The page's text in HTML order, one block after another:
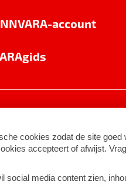
account
©2026BNNVARA